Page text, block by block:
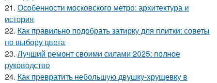
21. Особенности московского метро: архитектура и
история
22. Как правильно подобрать затирку для плитки: советы
по выбору цвета
23. Лучший ремонт своими силами 2025: полное
руководство
24. Как превратить небольшую двушку-хрущевку в